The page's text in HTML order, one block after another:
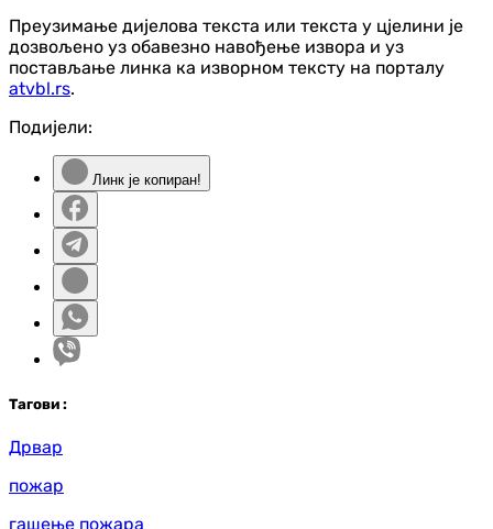
Преузимање дијелова текста или текста у цјелини је
дозвољено уз обавезно навођење извора и уз
постављање линка ка изворном тексту на порталу
atvbl.rs.
Подијели:
Линк је копиран!
Тагови :
Дрвар
пожар
гашење пожара